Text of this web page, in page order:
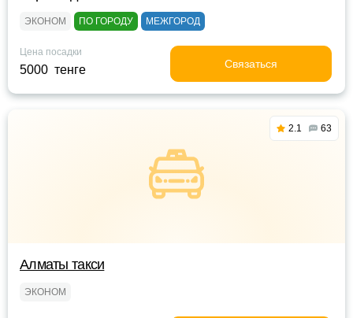
ЭКОНОМ ПО ГОРОДУ МЕЖГОРОД
Цена посадки
5000 тенге Связаться
2.1 63
Алматы такси
ЭКОНОМ